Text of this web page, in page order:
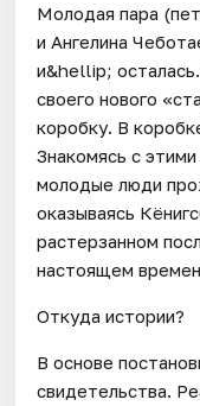
Молодая пара
и Ангелина
и&hellip;
своего нового
коробку. В
Знакомясь с
молодые люди
оказываясь
растерзанном
настоящем
Откуда истории?
В основе
свидетельства.